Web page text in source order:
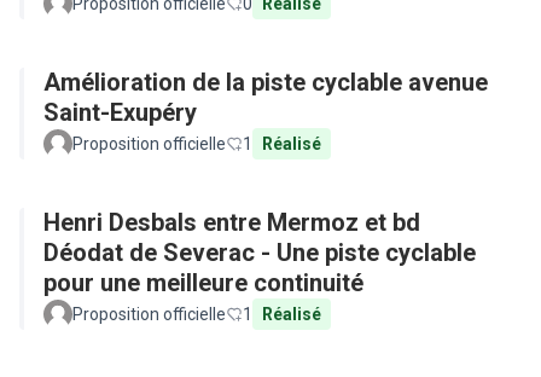
Amélioration de la piste cyclable avenue
Saint-Exupéry
Proposition officielle 1 Réalisé
Henri Desbals entre Mermoz et bd
Déodat de Severac - Une piste cyclable
pour une meilleure continuité
Proposition officielle 1 Réalisé